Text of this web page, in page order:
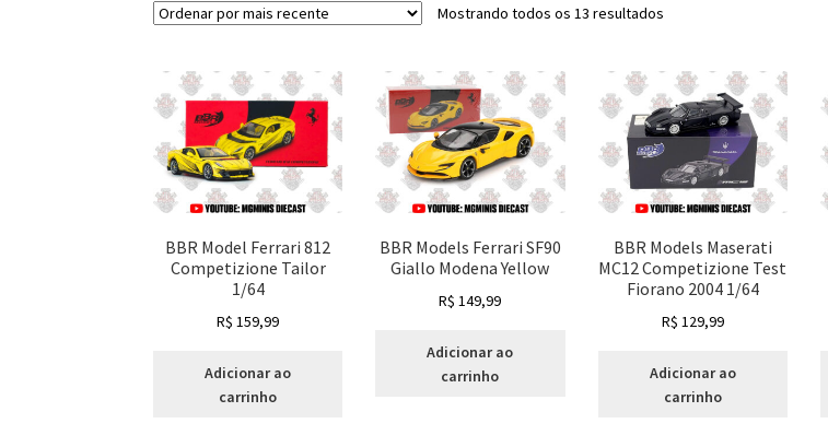
Mostrando todos os 13 resultados
recente
BBR Model Ferrari 812
Competizione Tailor
1/64
R$ 159,99
Adicionar ao
carrinho
BBR Models Ferrari SF90
Giallo Modena Yellow
R$ 149,99
Adicionar ao
carrinho
BBR Models Maserati
MC12 Competizione Test
Fiorano 2004 1/64
R$ 129,99
Adicionar ao
carrinho